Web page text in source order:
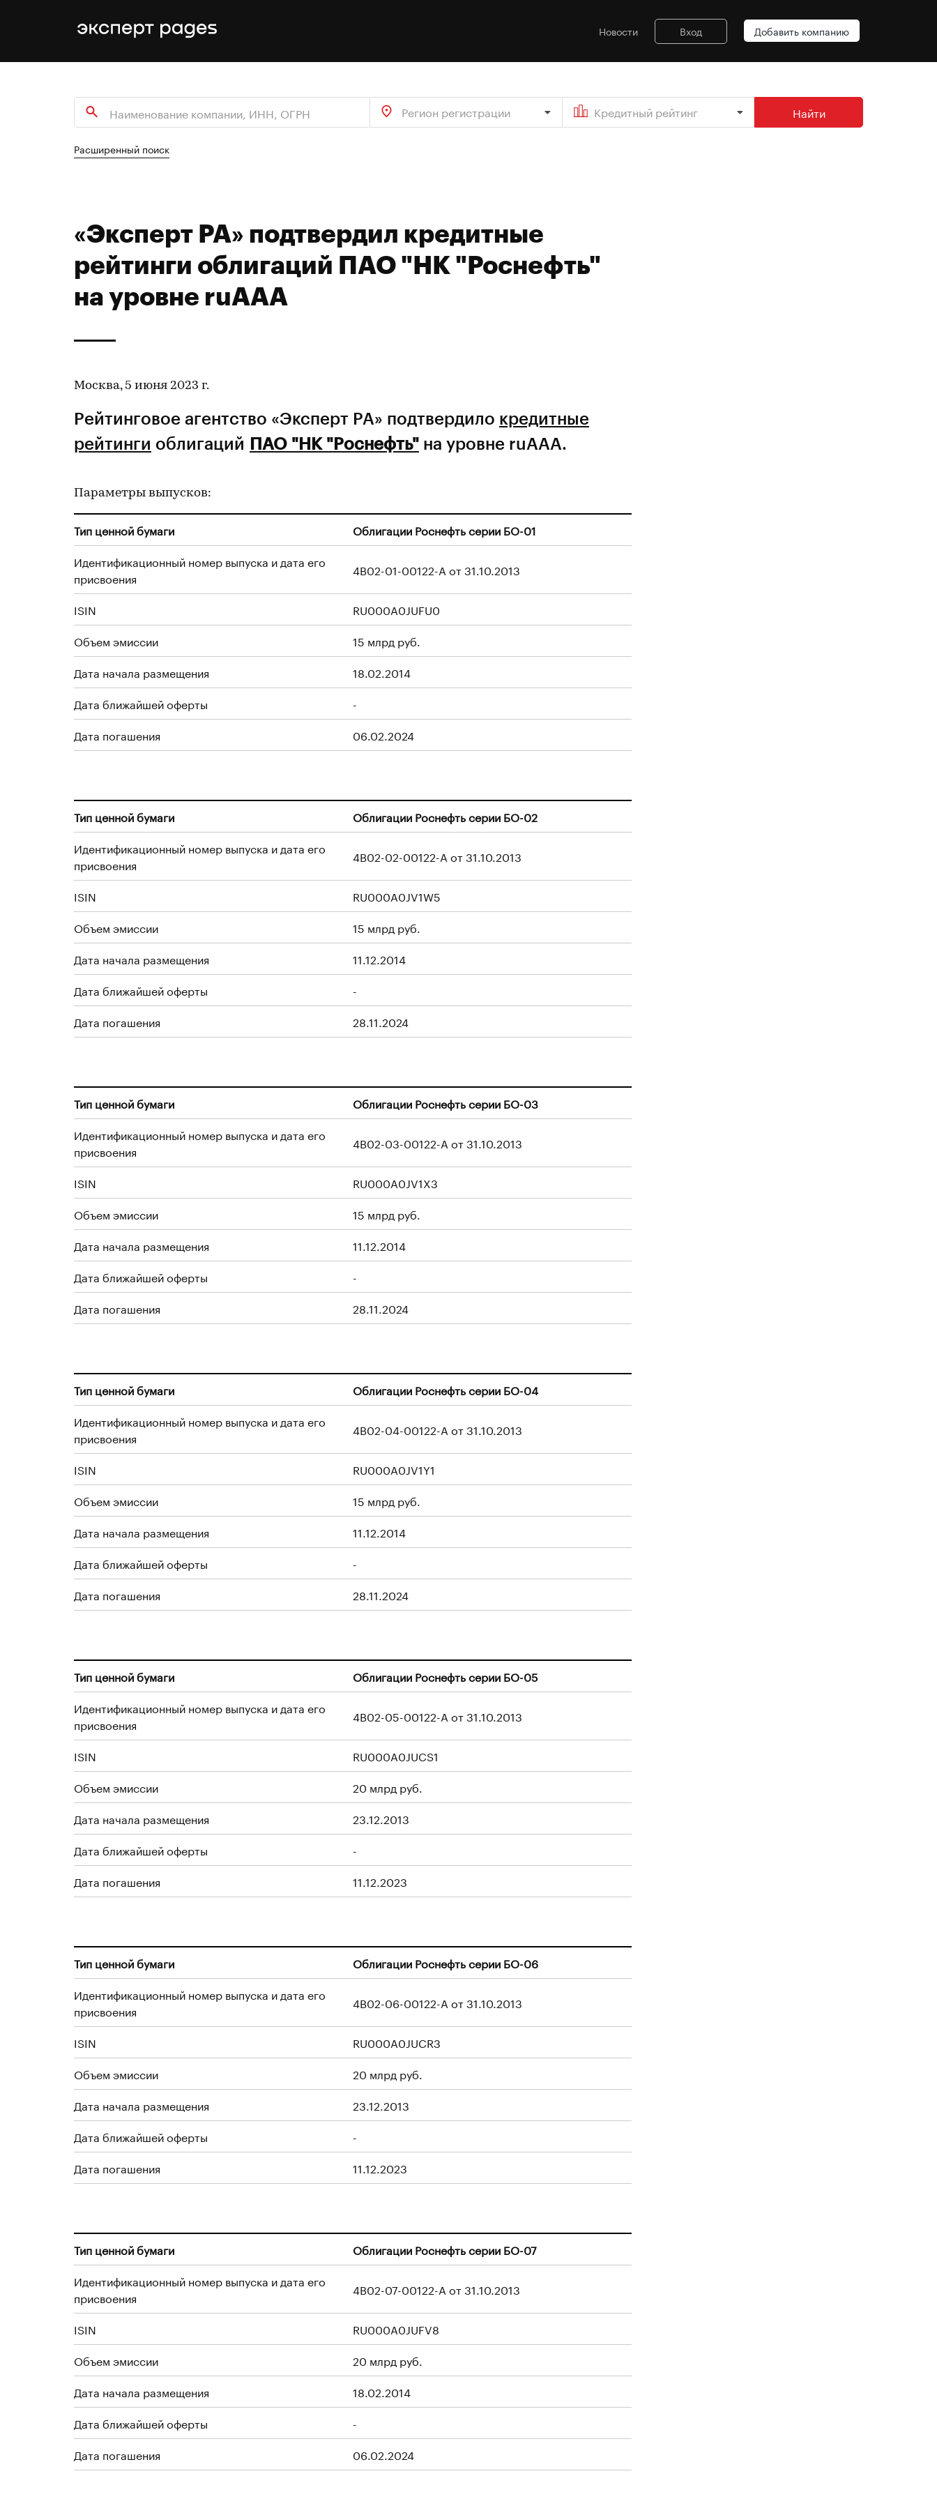
Новости Вход Добавить компанию
Регион регистрации Кредитный рейтинг Найти
Расширенный поиск
«Эксперт РА» подтвердил кредитные
рейтинги облигаций ПАО "НК "Роснефть"
на уровне ruAAA
Москва, 5 июня 2023 г.
Рейтинговое агентство «Эксперт РА» подтвердило кредитные
рейтинги облигаций ПАО "НК "Роснефть" на уровне ruAAA.
Параметры выпусков:
Тип ценной бумаги
Облигации Роснефть серии БО-01
Идентификационный номер выпуска и дата его
присвоения
4B02-01-00122-A от 31.10.2013
ISIN
RU000A0JUFU0
Объем эмиссии
15 млрд руб.
Дата начала размещения
18.02.2014
Дата ближайшей оферты
-
Дата погашения
06.02.2024
Тип ценной бумаги
Облигации Роснефть серии БО-02
Идентификационный номер выпуска и дата его
присвоения
4B02-02-00122-A от 31.10.2013
ISIN
RU000A0JV1W5
Объем эмиссии
15 млрд руб.
Дата начала размещения
11.12.2014
Дата ближайшей оферты
-
Дата погашения
28.11.2024
Тип ценной бумаги
Облигации Роснефть серии БО-03
Идентификационный номер выпуска и дата его
присвоения
4B02-03-00122-A от 31.10.2013
ISIN
RU000A0JV1X3
Объем эмиссии
15 млрд руб.
Дата начала размещения
11.12.2014
Дата ближайшей оферты
-
Дата погашения
28.11.2024
Тип ценной бумаги
Облигации Роснефть серии БО-04
Идентификационный номер выпуска и дата его
присвоения
4B02-04-00122-A от 31.10.2013
ISIN
RU000A0JV1Y1
Объем эмиссии
15 млрд руб.
Дата начала размещения
11.12.2014
Дата ближайшей оферты
-
Дата погашения
28.11.2024
Тип ценной бумаги
Облигации Роснефть серии БО-05
Идентификационный номер выпуска и дата его
присвоения
4B02-05-00122-A от 31.10.2013
ISIN
RU000A0JUCS1
Объем эмиссии
20 млрд руб.
Дата начала размещения
23.12.2013
Дата ближайшей оферты
-
Дата погашения
11.12.2023
Тип ценной бумаги
Облигации Роснефть серии БО-06
Идентификационный номер выпуска и дата его
присвоения
4B02-06-00122-A от 31.10.2013
ISIN
RU000A0JUCR3
Объем эмиссии
20 млрд руб.
Дата начала размещения
23.12.2013
Дата ближайшей оферты
-
Дата погашения
11.12.2023
Тип ценной бумаги
Облигации Роснефть серии БО-07
Идентификационный номер выпуска и дата его
присвоения
4B02-07-00122-A от 31.10.2013
ISIN
RU000A0JUFV8
Объем эмиссии
20 млрд руб.
Дата начала размещения
18.02.2014
Дата ближайшей оферты
-
Дата погашения
06.02.2024